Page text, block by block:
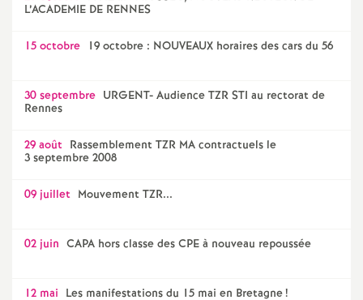
L’ACADEMIE DE RENNES
15 octobre 19 octobre : NOUVEAUX horaires des cars du 56
30 septembre URGENT- Audience TZR STI au rectorat de
Rennes
29 août Rassemblement TZR MA contractuels le
3 septembre 2008
09 juillet Mouvement TZR...
02 juin CAPA hors classe des CPE à nouveau repoussée
12 mai Les manifestations du 15 mai en Bretagne!